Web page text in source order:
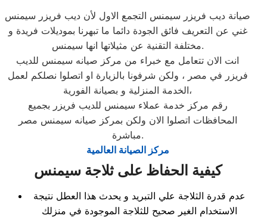
صيانة ديب فريزر سيمنس التجمع الاول لأن ديب فريزر سيمنس
غني عن التعريف فائق الجودة دائما ما تبهرنا بموديلات فريدة و
مختلفة التقنية عن مثيلاتها انها سيمنس.
انت الان تتعامل مع خبراء من مركز صيانه سيمنس للديب
فريزر في مصر ، ولكن شرفونا بالزيارة او اتصلوا نصلكم لعمل
الخدمة المنزلية و بصيانة الفورية،
رقم مركز خدمة عملاء سيمنس للديب فريزر بجميع
المحافظات اتصلوا الان ولكن بمركز صيانه سيمنس مصر
مباشرة.
مركز الصيانة العالمية
كيفية الحفاظ على ثلاجة سيمنس
عدم قدرة الثلاجة علي التبريد و يحدث هذا العطل نتيجة
الاستخدام الغير صحيح للثلاجة الموجودة في منزلك